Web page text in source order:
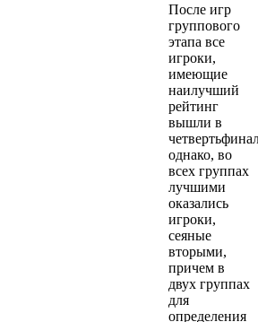
После игр
группового
этапа все
игроки,
имеющие
наилучший
рейтинг
вышли в
однако, во
всех группах
лучшими
оказались
игроки,
сеяные
вторыми,
причем в
двух группах
для
определения